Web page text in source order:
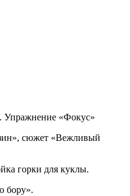
Упражнение «Фокус»
сюжет «Вежливый
горки для куклы.
бору».